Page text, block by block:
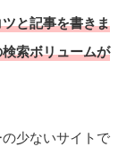
と記事を書きま
索ボリュームが
少ないサイトで